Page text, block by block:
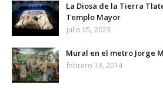
La Diosa de la Tierra
Templo Mayor
julio 05, 2023
Mural en el metro Jorge
febrero 13, 2014